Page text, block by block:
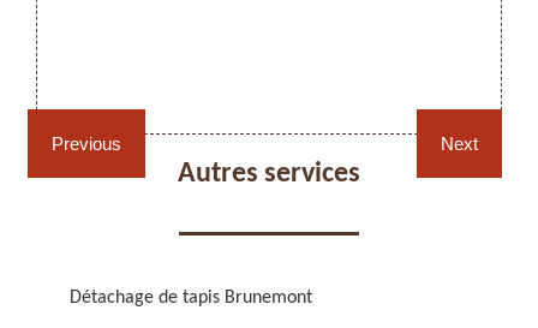
chaises et sièges 59
Cannage fauteuil, chaises
et sièges 59
Previous
le
ses
Next
Autres services
Détachage de tapis Brunemont